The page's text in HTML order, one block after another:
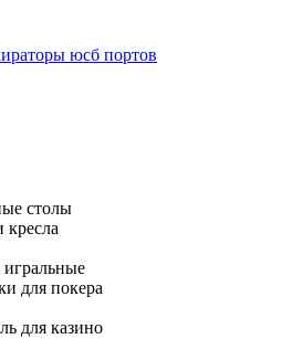
юсб портов
столы
кресла
для покера
для казино